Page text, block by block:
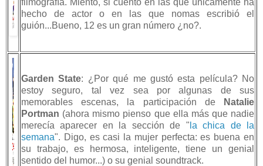
hecho de actor o en las que nomas escribió el
guión...Bueno, 12 es un gran número ¿no?.
Garden State: ¿Por qué me gustó esta película? No
estoy seguro, tal vez sea por algunas de sus
memorables escenas, la participación de
Natalie
Portman (ahora mismo pienso que ella más que nadie
merecía aparecer en la sección de " la chica de la
semana". Digo, es casi la mujer perfecta: es buena en
su trabajo, es hermosa, inteligente, tiene un genial
sentido del humor...) o su genial soundtrack.